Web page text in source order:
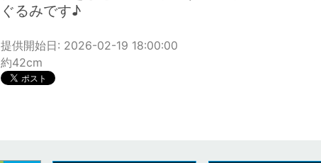
ぐるみです♪
提供開始日: 2026-02-19 18:00:00
約42cm